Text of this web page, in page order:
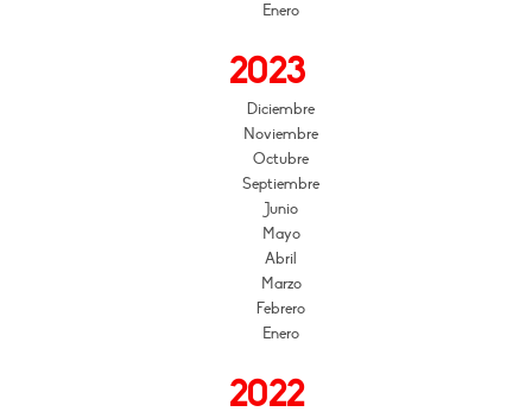
Enero
2023
Diciembre
Noviembre
Octubre
Septiembre
Junio
Mayo
Abril
Marzo
Febrero
Enero
2022